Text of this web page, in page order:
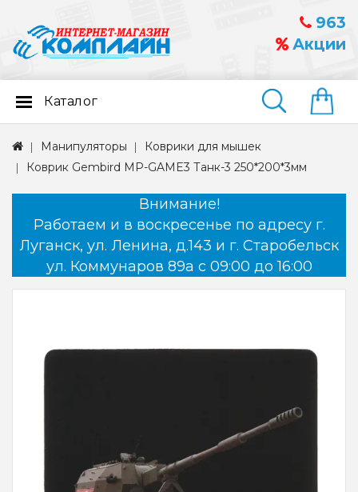
963
Акции
Найти
Каталог
Манипуляторы
Коврики для мышек
Коврик Gembird MP-GAME3 Танк-3 250*200*3мм
Внимание!
Работаем и в воскресенье по адресу г.
Луганск, ул. Ленина, д.143 и г. Старобельск
ул. Коммунаров 89а с 09:00 до 16:00